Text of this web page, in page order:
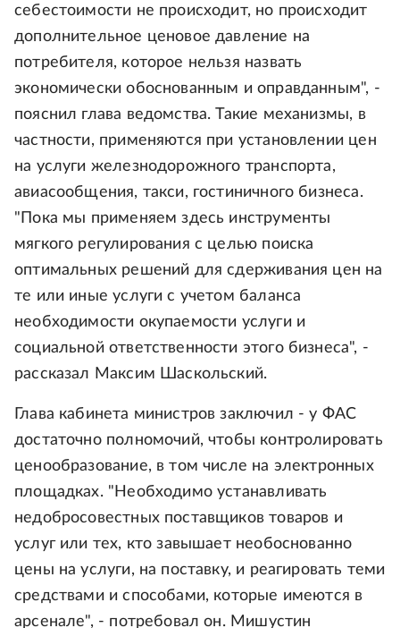
себестоимости не происходит, но происходит
дополнительное ценовое давление на
потребителя, которое нельзя назвать
экономически обоснованным и оправданным", -
пояснил глава ведомства. Такие механизмы, в
частности, применяются при установлении цен
на услуги железнодорожного транспорта,
авиасообщения, такси, гостиничного бизнеса.
"Пока мы применяем здесь инструменты
мягкого регулирования с целью поиска
оптимальных решений для сдерживания цен на
те или иные услуги с учетом баланса
необходимости окупаемости услуги и
социальной ответственности этого бизнеса", -
рассказал Максим Шаскольский.
Глава кабинета министров заключил - у ФАС
достаточно полномочий, чтобы контролировать
ценообразование, в том числе на электронных
площадках. "Необходимо устанавливать
недобросовестных поставщиков товаров и
услуг или тех, кто завышает необоснованно
цены на услуги, на поставку, и реагировать теми
средствами и способами, которые имеются в
арсенале", - потребовал он. Мишустин